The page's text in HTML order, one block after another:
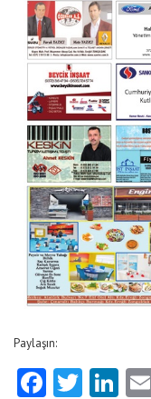
Paylaşın: